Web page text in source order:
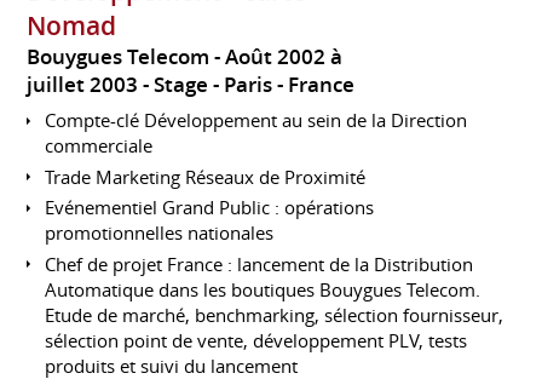
Nomad
Bouygues Telecom
Août 2002 à
juillet 2003 Stage Paris France
Compte-clé Développement au sein de la Direction
commerciale
Trade Marketing Réseaux de Proximité
Evénementiel Grand Public : opérations
promotionnelles nationales
Chef de projet France : lancement de la Distribution
Automatique dans les boutiques Bouygues Telecom.
Etude de marché, benchmarking, sélection fournisseur,
sélection point de vente, développement PLV, tests
produits et suivi du lancement